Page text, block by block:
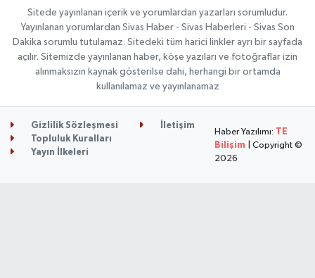
Sitede yayınlanan içerik ve yorumlardan yazarları sorumludur.
Yayınlanan yorumlardan Sivas Haber - Sivas Haberleri - Sivas Son
Dakika sorumlu tutulamaz. Sitedeki tüm harici linkler ayrı bir sayfada
açılır. Sitemizde yayınlanan haber, köşe yazıları ve fotoğraflar izin
alınmaksızın kaynak gösterilse dahi, herhangi bir ortamda
kullanılamaz ve yayınlanamaz
Gizlilik Sözleşmesi
İletişim
Topluluk Kuralları
Yayın İlkeleri
Haber Yazılımı: TE
Bilişim | Copyright ©
2026